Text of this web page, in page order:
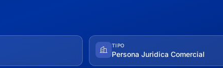
TIPO
Persona Juridica Comercial